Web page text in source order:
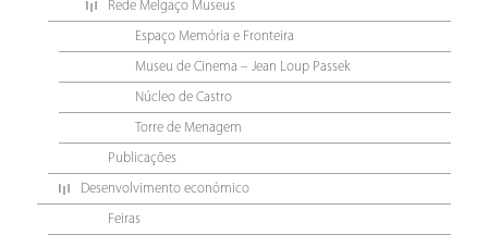
Rede Melgaço Museus
Espaço Memória e Fronteira
Museu de Cinema – Jean Loup Passek
Núcleo de Castro
Torre de Menagem
Publicações
Desenvolvimento económico
Feiras